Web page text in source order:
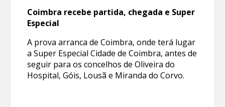
Coimbra recebe partida, chegada e Super
Especial
A prova arranca de Coimbra, onde terá lugar
a Super Especial Cidade de Coimbra, antes de
seguir para os concelhos de Oliveira do
Hospital, Góis, Lousã e Miranda do Corvo.